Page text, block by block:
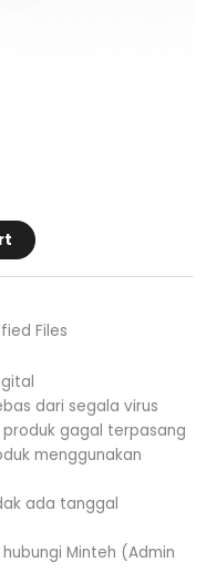
Files
dari segala virus
produk gagal terpasang
menggunakan
ada tanggal
Minteh (Admin